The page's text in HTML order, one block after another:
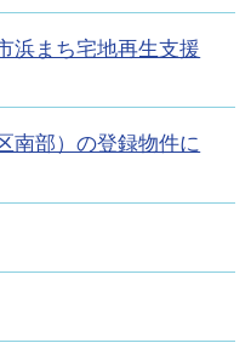
浜まち宅地再生支援
南部）の登録物件に